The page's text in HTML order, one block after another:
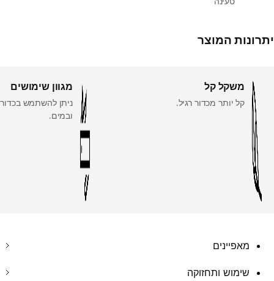
יתרונות המוצר
משקל קל
קל יותר מכדור רגיל.
מגוון שימושים
ניתן להשתמש
ובמים.
מאפיינים
שימוש ותחזוקה